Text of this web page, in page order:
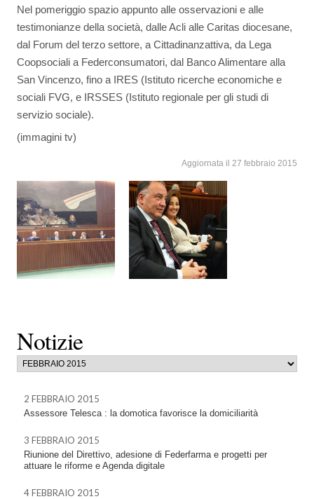
Notizie
2 FEBBRAIO 2015
Assessore Telesca : la domotica favorisce la domiciliarità
3 FEBBRAIO 2015
Riunione del Direttivo, adesione di Federfarma e progetti per
attuare le riforme e Agenda digitale
4 FEBBRAIO 2015
Nel pomeriggio spazio appunto alle osservazioni e alle
testimonianze della società, dalle Acli alle Caritas diocesane,
dal Forum del terzo settore, a Cittadinanzattiva, da Lega
Coopsociali a Federconsumatori, dal Banco Alimentare alla
San Vincenzo, fino a IRES (Istituto ricerche economiche e
sociali FVG, e IRSSES (Istituto regionale per gli studi di
servizio sociale).
(immagini tv)
Aggiornata il 27 febbraio 2015